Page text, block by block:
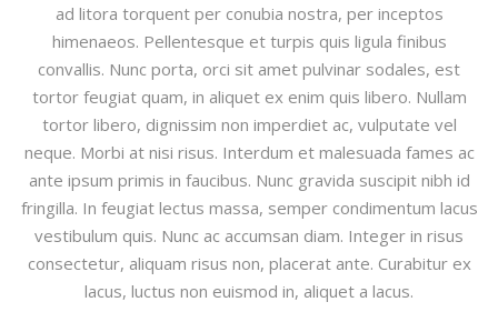
ad litora torquent per conubia nostra, per inceptos
himenaeos. Pellentesque et turpis quis ligula finibus
convallis. Nunc porta, orci sit amet pulvinar sodales, est
tortor feugiat quam, in aliquet ex enim quis libero. Nullam
tortor libero, dignissim non imperdiet ac, vulputate vel
neque. Morbi at nisi risus. Interdum et malesuada fames ac
ante ipsum primis in faucibus. Nunc gravida suscipit nibh id
fringilla. In feugiat lectus massa, semper condimentum lacus
vestibulum quis. Nunc ac accumsan diam. Integer in risus
consectetur, aliquam risus non, placerat ante. Curabitur ex
lacus, luctus non euismod in, aliquet a lacus.